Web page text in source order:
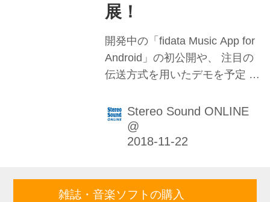
4K液晶テレビ。X90シリーズで
は最小サイズの50型画面も、
種々雑多な入力に対する適応度
の高さで有利、バランスがよい
と...
展！
開発中の「fidata Music App for
Android」の初公開や、 注目の
伝送方式を用いたデモを予定 株
は、今週末の11月24日（土）、
25日（日）の両日、大阪にて開
催されるオーディオイベント
オーディオブランド「fidata」
Stereo Sound ONLINE
@
雑誌・音楽ソフトの購入